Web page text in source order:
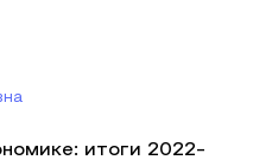
итоги 2022-